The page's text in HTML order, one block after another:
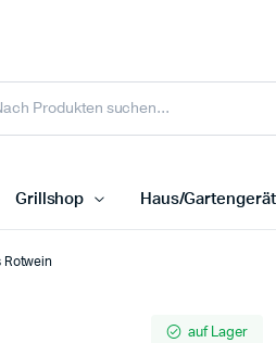
Grillshop Haus/
auf Lager